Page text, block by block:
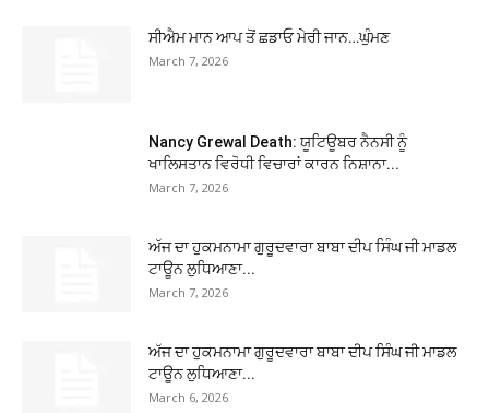
ਸੀਐਮ ਮਾਨ ਆਪ ਤੋਂ ਛਡਾਓ ਮੇਰੀ ਜਾਨ…ਘੁੰਮਣ
March 7, 2026
Nancy Grewal Death: ਯੂਟਿਊਬਰ ਨੈਨਸੀ ਨੂੰ
ਖਾਲਿਸਤਾਨ ਵਿਰੋਧੀ ਵਿਚਾਰਾਂ ਕਾਰਨ ਨਿਸ਼ਾਨਾ...
March 7, 2026
ਅੱਜ ਦਾ ਹੁਕਮਨਾਮਾ ਗੁਰੂਦਵਾਰਾ ਬਾਬਾ ਦੀਪ ਸਿੰਘ ਜੀ ਮਾਡਲ
ਟਾਊਨ ਲੁਧਿਆਣਾ...
March 7, 2026
ਅੱਜ ਦਾ ਹੁਕਮਨਾਮਾ ਗੁਰੂਦਵਾਰਾ ਬਾਬਾ ਦੀਪ ਸਿੰਘ ਜੀ ਮਾਡਲ
ਟਾਊਨ ਲੁਧਿਆਣਾ...
March 6, 2026